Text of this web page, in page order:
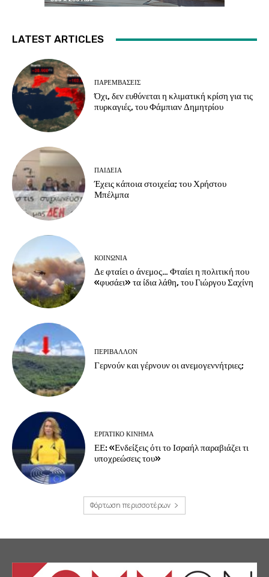
LATEST ARTICLES
ΠΑΡΕΜΒΑΣΕΙΣ
Όχι, δεν ευθύνεται η κλιματική κρίση για τις
πυρκαγιές, του Φάμπιαν Δημητρίου
ΠΑΙΔΕΙΑ
Έχεις κάποια στοιχεία; του Χρήστου
Μπέλμπα
ΚΟΙΝΩΝΙΑ
Δε φταίει ο άνεμος… Φταίει η πολιτική που
«φυσάει» τα ίδια λάθη, του Γιώργου Σαχίνη
ΠΕΡΙΒΆΛΛΟΝ
Γερνούν και γέρνουν οι ανεμογεννήτριες;
ΕΡΓΑΤΙΚΟ ΚΙΝΗΜΑ
ΕΕ: «Ενδείξεις ότι το Ισραήλ παραβιάζει τι
υποχρεώσεις του»
Φόρτωση περισσοτέρων